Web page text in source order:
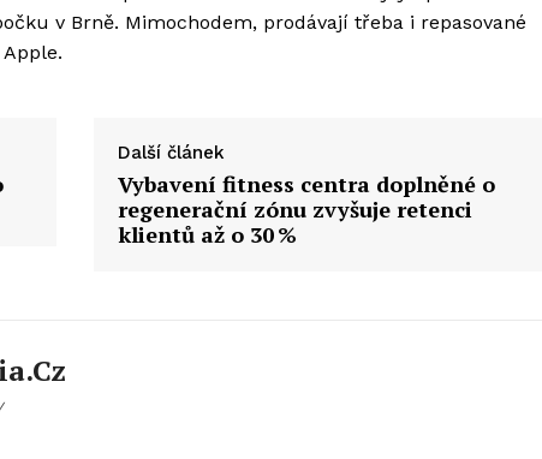
v Brně. Mimochodem, prodávají třeba i repasované
Další článek
Vybavení fitness centra doplněné o
regenerační zónu zvyšuje retenci
klientů až o 30 %